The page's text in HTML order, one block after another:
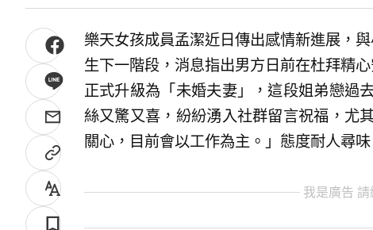
樂天女孩成員孟潔近日傳出感情新進展，
生下一階段，消息指出男方日前在杜拜精
正式升級為「未婚夫妻」，這段姐弟戀過
絲又驚又喜，紛紛湧入社群留言祝福，尤
關心，目前會以工作為主。」態度耐人尋味
我是廣告